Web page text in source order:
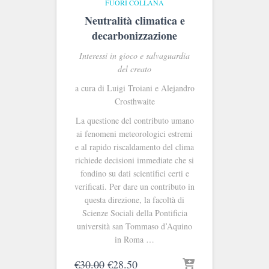
FUORI COLLANA
Neutralità climatica e
decarbonizzazione
Interessi in gioco e salvaguardia
del creato
a cura di Luigi Troiani e Alejandro
Crosthwaite
La questione del contributo umano
ai fenomeni meteorologici estremi
e al rapido riscaldamento del clima
richiede decisioni immediate che si
fondino su dati scientifici certi e
verificati. Per dare un contributo in
questa direzione, la facoltà di
Scienze Sociali della Pontificia
università san Tommaso d’Aquino
in Roma …
€30.00 Il
€28.50Il